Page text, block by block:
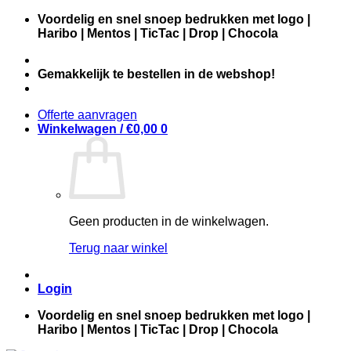
Voordelig en snel snoep bedrukken met logo |
Haribo | Mentos | TicTac | Drop | Chocola
Gemakkelijk te bestellen in de webshop!
Offerte aanvragen
Winkelwagen /€0,00 0
Geen producten in de winkelwagen.
Terug naar winkel
Login
Voordelig en snel snoep bedrukken met logo |
Haribo | Mentos | TicTac | Drop | Chocola